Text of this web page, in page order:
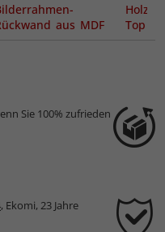
aus MDF
Holz-
Top
Sie 100% zufrieden
, Ekomi, 23 Jahre